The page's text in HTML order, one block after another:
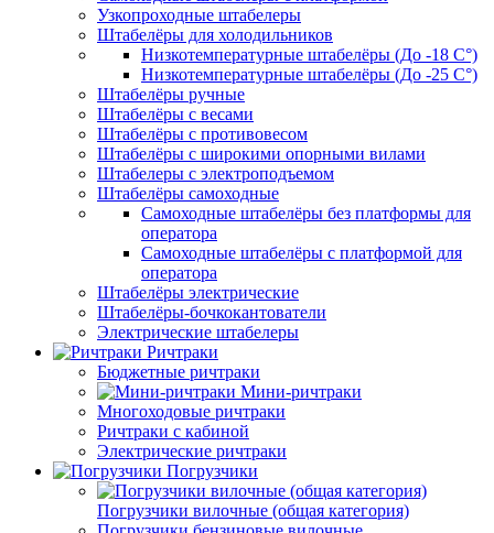
Узкопроходные штабелеры
Штабелёры для холодильников
Низкотемпературные штабелёры (До -18 C°)
Низкотемпературные штабелёры (До -25 C°)
Штабелёры ручные
Штабелёры с весами
Штабелёры с противовесом
Штабелёры с широкими опорными вилами
Штабелеры с электроподъемом
Штабелёры самоходные
Самоходные штабелёры без платформы для
оператора
Самоходные штабелёры с платформой для
оператора
Штабелёры электрические
Штабелёры-бочкокантователи
Электрические штабелеры
Ричтраки
Бюджетные ричтраки
Мини-ричтраки
Многоходовые ричтраки
Ричтраки с кабиной
Электрические ричтраки
Погрузчики
Погрузчики вилочные (общая категория)